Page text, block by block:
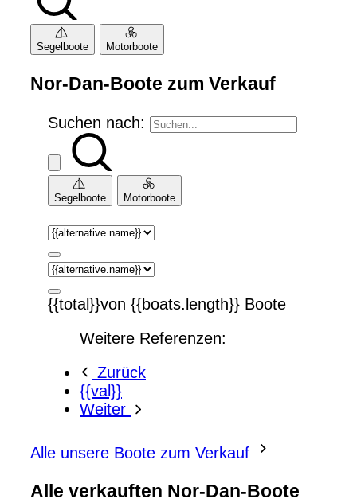
Segelboote Motorboote
Nor-Dan-Boote zum Verkauf
Suchen nach:
Segelboote Motorboote
{{total}}von {{boats.length}} Boote
Weitere Referenzen:
Zurück
{{val}}
Weiter
Alle unsere Boote zum Verkauf
Alle verkauften Nor-Dan-Boote